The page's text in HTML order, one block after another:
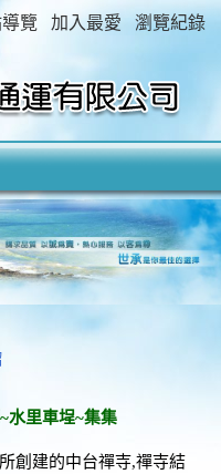
覽 加入最愛 瀏覽紀錄
~水里車埕~集集
創建的中台禪寺,禪寺結